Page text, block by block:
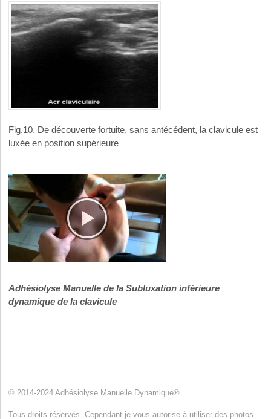
Fig.10. De découverte fortuite, sans antécédent, la clavicule est
luxée en position supérieure
Adhésiolyse Manuelle de la Subluxation inférieure
dynamique de la clavicule
© 2014-2024 Adhésiolyse Manuelle Dynamique®.
Tous droits réservés. Cependant je vous autorise à utiliser des photos